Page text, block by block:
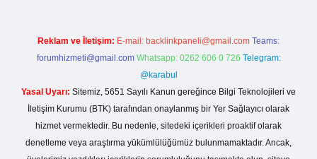
Reklam ve İletişim: E-mail: backlinkpaneli@gmail.com Teams:
forumhizmeti@gmail.com Whatsapp: 0262 606 0 726 Telegram:
@karabul
Yasal Uyarı: Sitemiz, 5651 Sayılı Kanun gereğince Bilgi Teknolojileri ve
İletişim Kurumu (BTK) tarafından onaylanmış bir Yer Sağlayıcı olarak
hizmet vermektedir. Bu nedenle, sitedeki içerikleri proaktif olarak
denetleme veya araştırma yükümlülüğümüz bulunmamaktadır. Ancak,